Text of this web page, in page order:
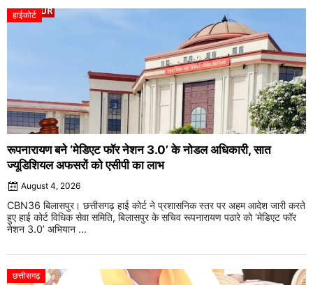
हाईकोर्ट
रूपनारायण बने ‘मेडिएट फॉर नेशन 3.0’ के नोडल अधिकारी, सात
ज्यूडिशियल अफसरों को एसीपी का लाभ
August 4, 2026
CBN36 बिलासपुर। छत्तीसगढ़ हाई कोर्ट ने प्रशासनिक स्तर पर अहम आदेश जारी करते
हुए हाई कोर्ट विधिक सेवा समिति, बिलासपुर के सचिव रूपनारायण पठारे को ‘मेडिएट फॉर
नेशन 3.0’ अभियान ...
छत्तीसगढ़